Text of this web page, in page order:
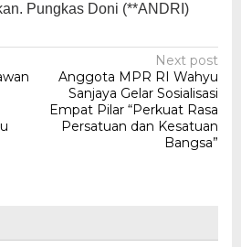
Pungkas Doni (**ANDRI)
Next post
Anggota MPR RI Wahyu
Sanjaya Gelar Sosialisasi
Empat Pilar “Perkuat Rasa
Persatuan dan Kesatuan
Bangsa”